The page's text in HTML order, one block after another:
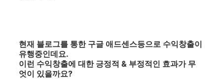
현재 블로그를 통한 구글 애드센스등으로 수익창출이
유행중인데요.
이런 수익창출에 대한 긍정적 & 부정적인 효과가 무
엇이 있을까요?